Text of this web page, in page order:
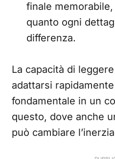
finale
quanto ogni
differenza.
La capacità di
adattarsi
fondamentale in un
questo, dove anche
può cambiare